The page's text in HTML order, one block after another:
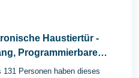
Haustiertür -
Programmierbare
131 Personen haben dieses